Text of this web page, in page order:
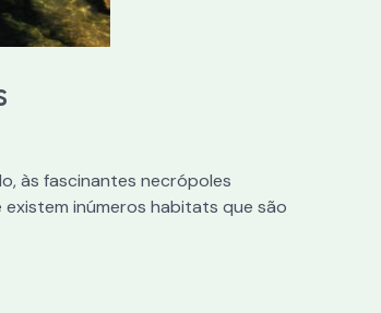
às fascinantes necrópoles
inúmeros habitats que são